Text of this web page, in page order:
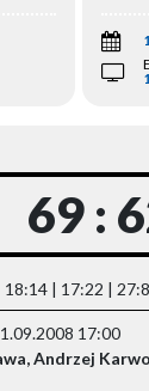
69 :
18:14 | 17:22 |
17:00
Andrzej